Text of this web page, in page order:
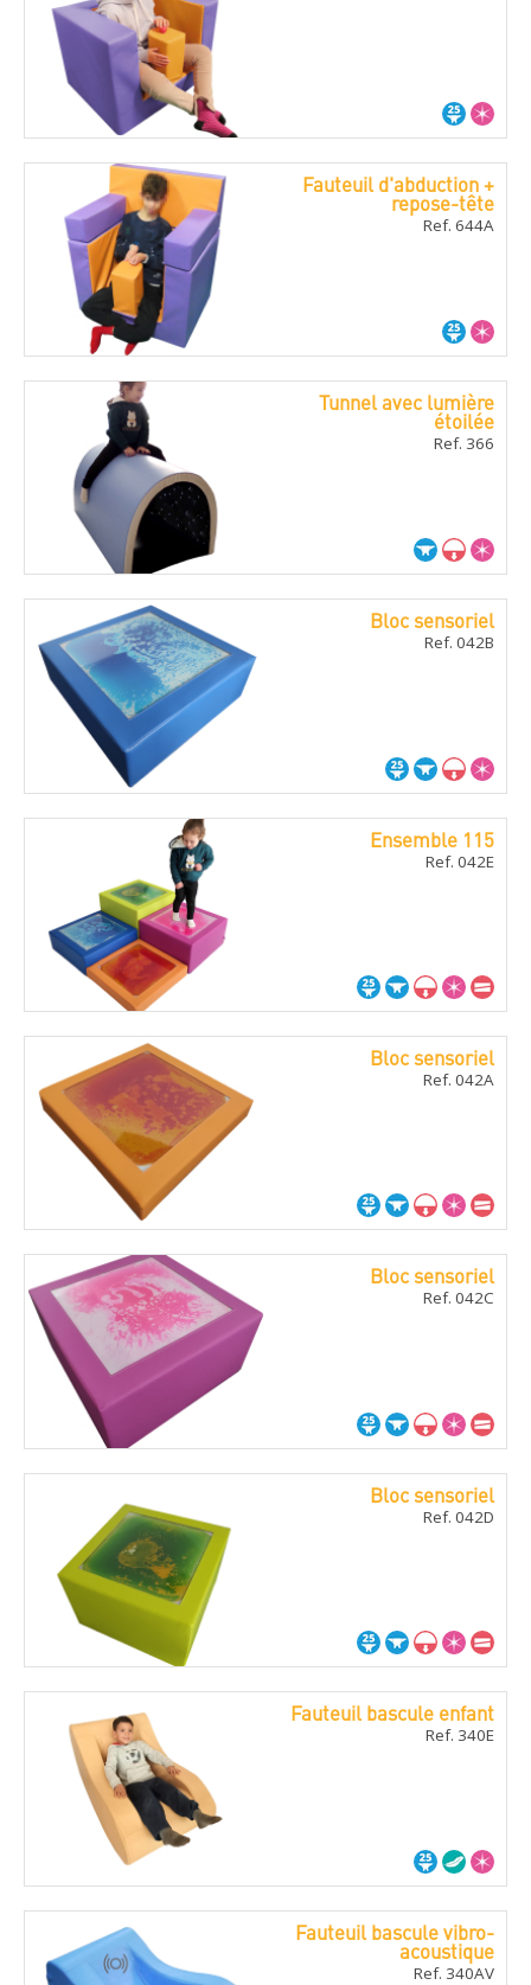
Fauteuil d'abduction +
repose-tête
Ref. 644A
Tunnel avec lumière
étoilée
Ref. 366
Bloc sensoriel
Ref. 042B
Ensemble 115
Ref. 042E
Bloc sensoriel
Ref. 042A
Bloc sensoriel
Ref. 042C
Bloc sensoriel
Ref. 042D
Fauteuil bascule enfant
Ref. 340E
Fauteuil bascule vibro-
acoustique
Ref. 340AV